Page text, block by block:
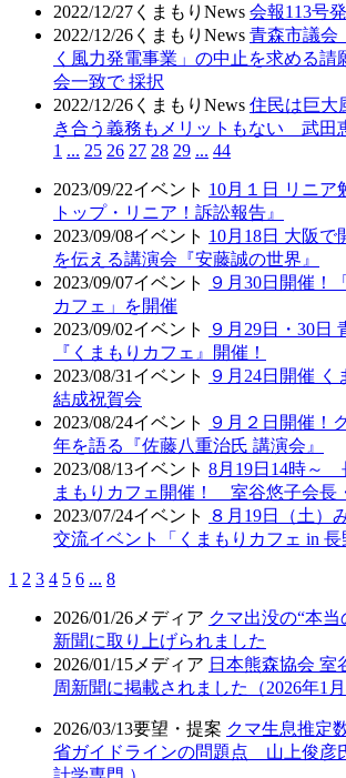
2022/12/27 くまもりNews 会報113号
2022/12/26 くまもりNews 青森市議会
く風力発電事業」の中止を求める請
会一致で 採択
2022/12/26 くまもりNews 住民は巨大
き合う義務もメリットもない 武田
1 ... 25 26 27 28 29 ... 44
2023/09/22イベント 10月１日 リニア
トップ・リニア！訴訟報告』
2023/09/08イベント 10月18日 大阪で
を伝える講演会『安藤誠の世界』
2023/09/07イベント
９月30日開催！
カフェ」を開催
2023/09/02イベント
９月29日・30日
『くまもりカフェ』開催！
2023/08/31 イベント
９月24日開催 く
結成祝賀会
2023/08/24イベント
９月２日開催！
年を語る『佐藤八重治氏 講演会』
2023/08/13イベント 8月19日14時～
まもりカフェ開催！ 室谷悠子会長
2023/07/24イベント
８月19日（土）
交流イベント「くまもりカフェ in 長
1 2 3 4 5 6 ... 8
2026/01/26 メディア クマ出没の“本
新聞に取り上げられました
2026/01/15 メディア 日本熊森協会 室
周新聞に掲載されました（2026年1月
2026/03/13要望・提案 クマ生息推定
省ガイドラインの問題点 山上俊彦